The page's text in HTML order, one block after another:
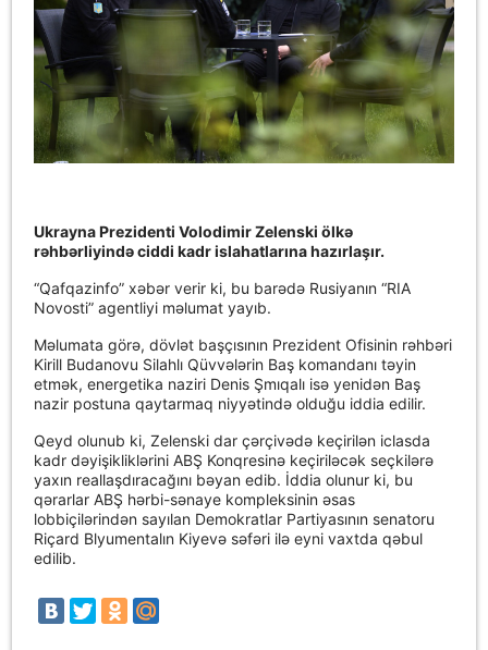
Ukrayna Prezidenti Volodimir Zelenski ölkə
rəhbərliyində ciddi kadr islahatlarına hazırlaşır.
“Qafqazinfo” xəbər verir ki, bu barədə Rusiyanın “RIA
Novosti” agentliyi məlumat yayıb.
Məlumata görə, dövlət başçısının Prezident Ofisinin rəhbəri
Kirill Budanovu Silahlı Qüvvələrin Baş komandanı təyin
etmək, energetika naziri Denis Şmıqalı isə yenidən Baş
nazir postuna qaytarmaq niyyətində olduğu iddia edilir.
Qeyd olunub ki, Zelenski dar çərçivədə keçirilən iclasda
kadr dəyişikliklərini ABŞ Konqresinə keçiriləcək seçkilərə
yaxın reallaşdıracağını bəyan edib. İddia olunur ki, bu
qərarlar ABŞ hərbi-sənaye kompleksinin əsas
lobbiçilərindən sayılan Demokratlar Partiyasının senatoru
Riçard Blyumentalın Kiyevə səfəri ilə eyni vaxtda qəbul
edilib.